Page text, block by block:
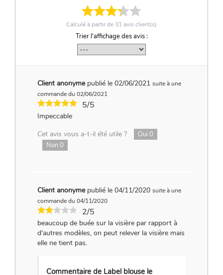
Calculé à partir de 31 avis client(s)
Trier l'affichage des avis :
Client anonyme publié le 02/06/2021 suite à une
commande du 02/06/2021
5/5
Impeccable
Cet avis vous a-t-il été utile ?
Oui 0
Non0
Client anonyme publié le 04/11/2020 suite à une
commande du 04/11/2020
2/5
beaucoup de buée sur la visière par rapport à
d'autres modèles, on peut relever la visière mais
elle ne tient pas.
Commentaire de Label blouse le